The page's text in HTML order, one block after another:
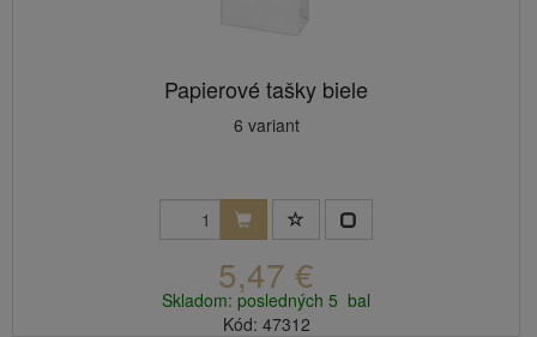
Papierové tašky biele
6 variant
5,47 €
Skladom: posledných 5 bal
Kód: 47312